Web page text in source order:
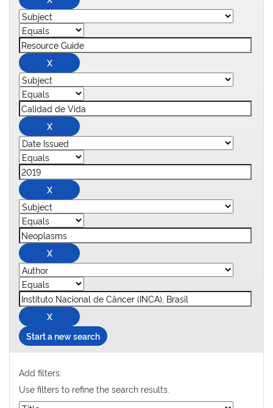
Start a new search
Add filters:
Use filters to refine the search results.